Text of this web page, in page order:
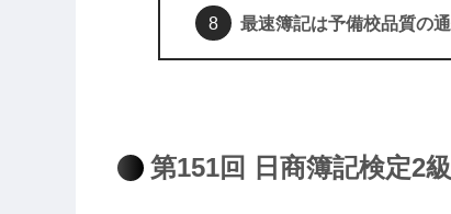
最速簿記は予備校品質の
第151回 日商簿記検定2